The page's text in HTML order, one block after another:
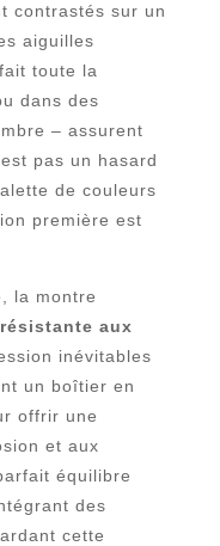
contrastés sur un
aiguilles
toute la
dans des
– assurent
pas un hasard
de couleurs
première est
la montre
résistante aux
inévitables
un boîtier en
offrir une
et aux
équilibre
des
cette